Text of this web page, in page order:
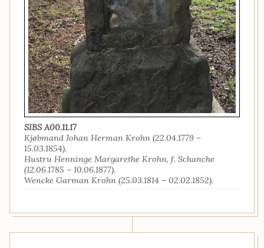
SIBS A00.11.17
Kjøbmand Johan Herman Krohn (22.04.1779 –
15.03.1854).
Hustru Henninge Margarethe Krohn, f. Schanche
(12.06.1785 – 10.06.1877).
Wencke Garman Krohn (25.03.1814 – 02.02.1852).